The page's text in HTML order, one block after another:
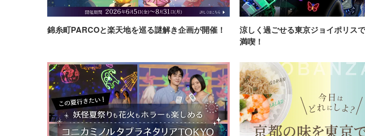
錦糸町PARCOと楽天地を巡る謎解き企画が開催！
涼しく過ごせる東京ジョイポリス
満喫！